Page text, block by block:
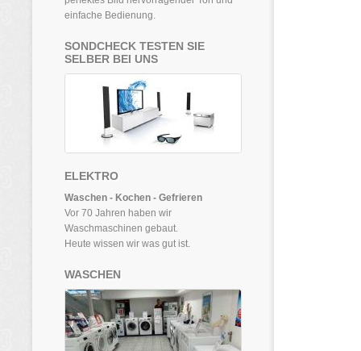
einfache Bedienung.
SONDCHECK TESTEN SIE
SELBER BEI UNS
ELEKTRO
Waschen - Kochen - Gefrieren
Vor 70 Jahren haben wir
Waschmaschinen gebaut.
Heute wissen wir was gut ist.
WASCHEN